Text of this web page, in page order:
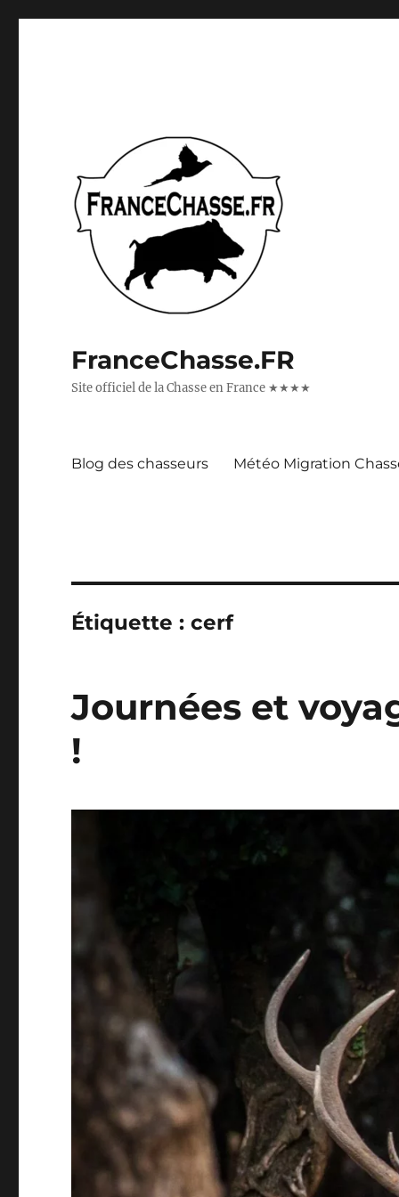
FranceChasse.FR
Site officiel de la Chasse en France ★★★★
Blog des chasseurs Météo Migration
Étiquette :cerf
Journées et
!